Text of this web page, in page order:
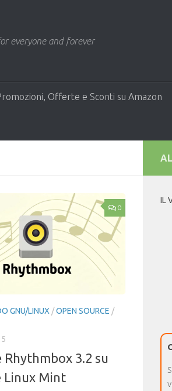
everyone and forever
Offerte e Sconti su Amazon
0
GNU/LINUX /OPEN SOURCE /
3.2 su
Linux Mint
IL